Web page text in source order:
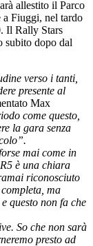
allestito il Parco
a Fiuggi, nel tardo
Il Rally Stars
subito dopo dal
verso i tanti,
presente al
Max
come questo,
la gara senza
mai come in
è una chiara
riconosciuto
ma
questo non fa che
So che non sarà
presto ad